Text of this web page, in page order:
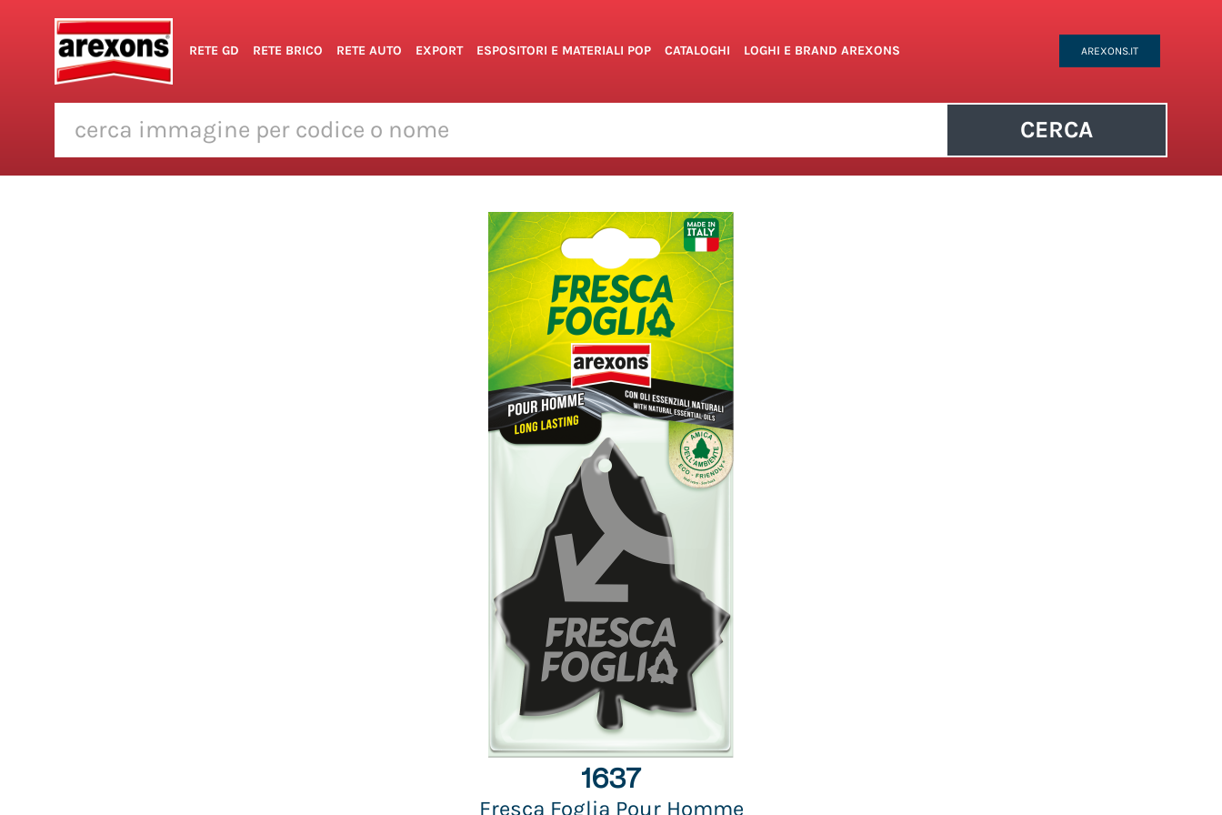
RETE GD RETE BRICO RETE AUTO EXPORT ESPOSITORI E MATERIALI POP CATALOGHI LOGHI E BRAND AREXONS AREXONS.IT
CERCA
1637
Fresca Foglia Pour Homme